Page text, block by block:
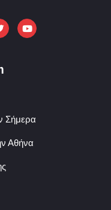
Σήμερα
Αθήνα